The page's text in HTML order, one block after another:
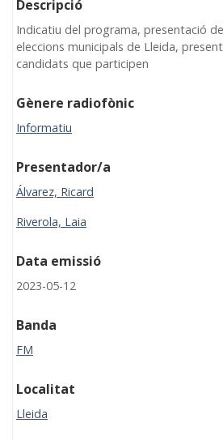
Descripció
Indicatiu del programa, presentació
eleccions municipals de Lleida,
candidats que participen
Gènere radiofònic
Informatiu
Presentador/a
Álvarez, Ricard
Riverola, Laia
Data emissió
2023-05-12
Banda
FM
Localitat
Lleida